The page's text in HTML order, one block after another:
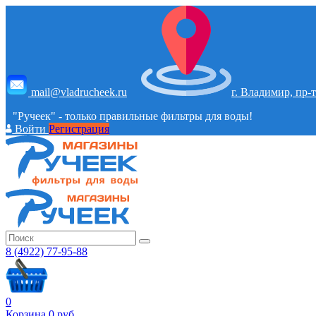
mail@vladrucheek.ru
г. Владимир, пр-
"Ручеек" - только правильные фильтры для воды!
ВойтиРегистрация
8 (4922) 77-95-88
0